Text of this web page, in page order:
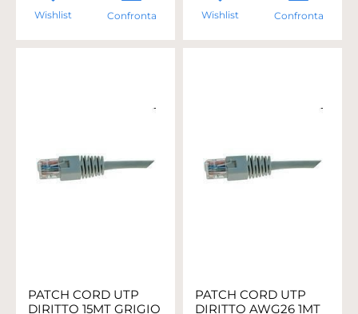
Wishlist Confronta Wishlist Confronta
PATCH CORD UTP
DIRITTO 15MT GRIGIO
PATCH CORD UTP
DIRITTO AWG26 1MT